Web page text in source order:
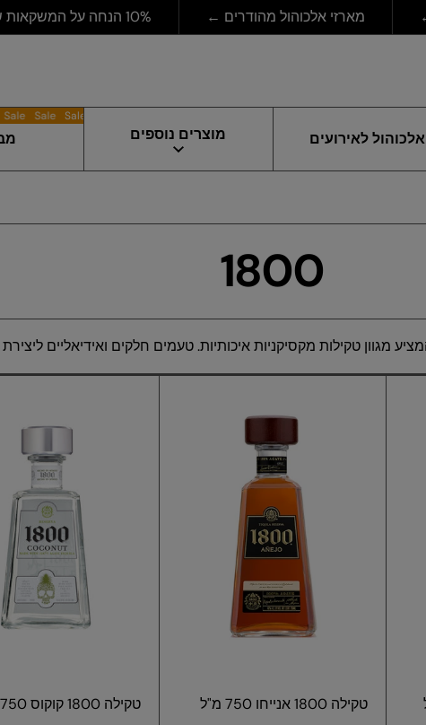
מארזי אלכוהול מהודרים ← 10% הנחה על המשקאות שהכי אוהבים ←
אלכוהול לאירועים מוצרים נוספים
Sale
Sale
Sale
1800
טקילה 1800 אנייחו 750 מ"ל טקילה 1800 קוקוס 750 מ"ל